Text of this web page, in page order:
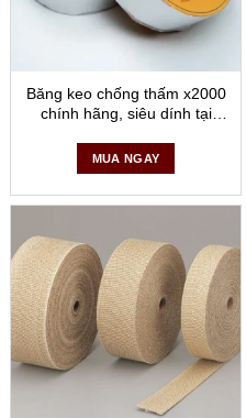
Băng keo chống thấm x2000
chính hãng, siêu dính tại
MUA NGAY